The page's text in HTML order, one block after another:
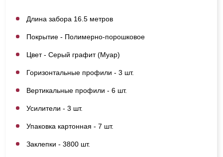
Длина забора 16.5 метров
Покрытие - Полимерно-порошковое
Цвет - Серый графит (Муар)
Горизонтальные профили - 3 шт.
Вертикальные профили - 6 шт.
Усилители - 3 шт.
Упаковка картонная - 7 шт.
Заклепки - 3800 шт.